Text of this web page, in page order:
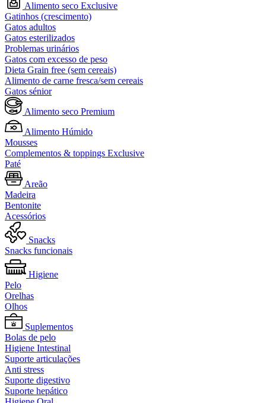
Alimento seco Exclusive
Gatinhos (crescimento)
Gatos adultos
Gatos esterilizados
Problemas urinários
Gatos com excesso de peso
Dieta Grain free (sem cereais)
Alimento de carne fresca/sem cereais
Gatos sénior
Alimento seco Premium
Alimento Húmido
Mousses
Complementos & toppings Exclusive
Paté
Areão
Madeira
Bentonite
Acessórios
Snacks
Snacks funcionais
Higiene
Pelo
Orelhas
Olhos
Suplementos
Bolas de pelo
Higiene Intestinal
Suporte articulações
Anti stress
Suporte digestivo
Suporte hepático